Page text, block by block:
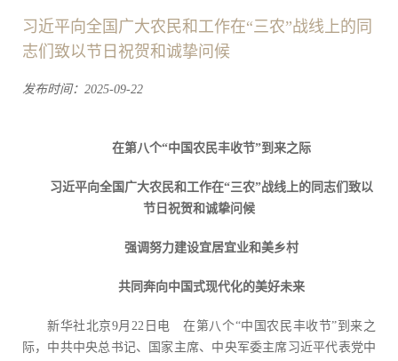
习近平向全国广大农民和工作在“三农”战线上的同
志们致以节日祝贺和诚挚问候
发布时间：2025-09-22
在第八个“中国农民丰收节”到来之际
习近平向全国广大农民和工作在“三农”战线上的同志们致以
节日祝贺和诚挚问候
强调努力建设宜居宜业和美乡村
共同奔向中国式现代化的美好未来
新华社北京9月22日电 在第八个“中国农民丰收节”到来之
际，中共中央总书记、国家主席、中央军委主席习近平代表党中